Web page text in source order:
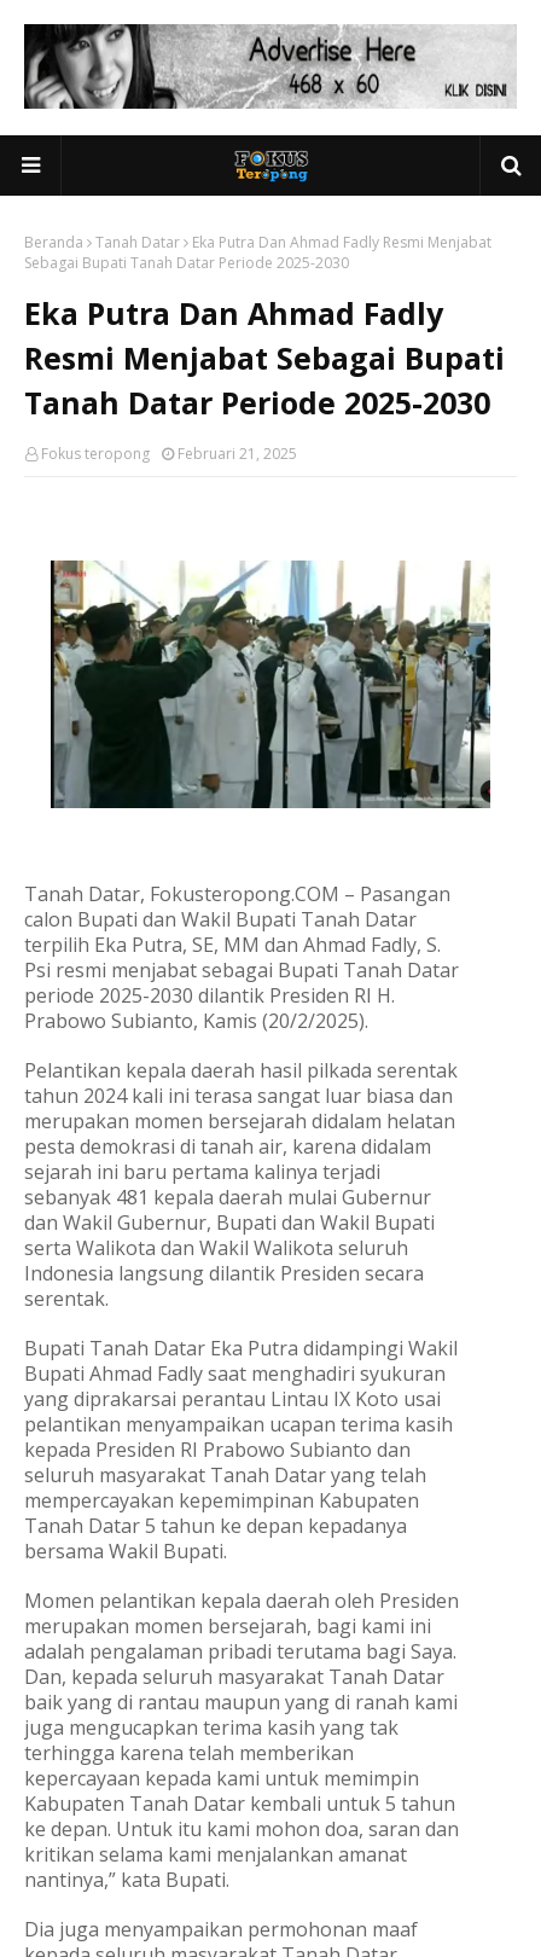
Beranda Tanah Datar
Eka Putra Dan Ahmad Fadly Resmi Menjabat
Sebagai Bupati Tanah Datar Periode 2025-2030
Eka Putra Dan Ahmad Fadly
Resmi Menjabat Sebagai Bupati
Tanah Datar Periode 2025-2030
Fokus teropong Februari 21, 2025
Tanah Datar, Fokusteropong.COM – Pasangan
calon Bupati dan Wakil Bupati Tanah Datar
terpilih Eka Putra, SE, MM dan Ahmad Fadly, S.
Psi resmi menjabat sebagai Bupati Tanah Datar
periode 2025-2030 dilantik Presiden RI H.
Prabowo Subianto, Kamis (20/2/2025).
Pelantikan kepala daerah hasil pilkada serentak
tahun 2024 kali ini terasa sangat luar biasa dan
merupakan momen bersejarah didalam helatan
pesta demokrasi di tanah air, karena didalam
sejarah ini baru pertama kalinya terjadi
sebanyak 481 kepala daerah mulai Gubernur
dan Wakil Gubernur, Bupati dan Wakil Bupati
serta Walikota dan Wakil Walikota seluruh
Indonesia langsung dilantik Presiden secara
serentak.
Bupati Tanah Datar Eka Putra didampingi Wakil
Bupati Ahmad Fadly saat menghadiri syukuran
yang diprakarsai perantau Lintau IX Koto usai
pelantikan menyampaikan ucapan terima kasih
kepada Presiden RI Prabowo Subianto dan
seluruh masyarakat Tanah Datar yang telah
mempercayakan kepemimpinan Kabupaten
Tanah Datar 5 tahun ke depan kepadanya
bersama Wakil Bupati.
Momen pelantikan kepala daerah oleh Presiden
merupakan momen bersejarah, bagi kami ini
adalah pengalaman pribadi terutama bagi Saya.
Dan, kepada seluruh masyarakat Tanah Datar
baik yang di rantau maupun yang di ranah kami
juga mengucapkan terima kasih yang tak
terhingga karena telah memberikan
kepercayaan kepada kami untuk memimpin
Kabupaten Tanah Datar kembali untuk 5 tahun
ke depan. Untuk itu kami mohon doa, saran dan
kritikan selama kami menjalankan amanat
nantinya,” kata Bupati.
Dia juga menyampaikan permohonan maaf